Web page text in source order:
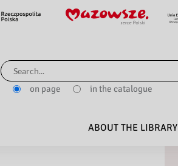
Search
for:
on page in the catalogue
ABOUT THE LIBRARY